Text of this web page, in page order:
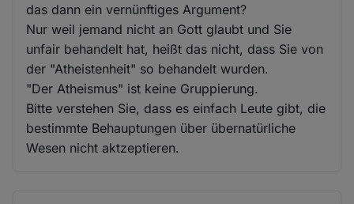
das dann ein vernünftiges Argument?
Nur weil jemand nicht an Gott glaubt und Sie
unfair behandelt hat, heißt das nicht, dass Sie von
der "Atheistenheit" so behandelt wurden.
"Der Atheismus" ist keine Gruppierung.
Bitte verstehen Sie, dass es einfach Leute gibt, die
bestimmte Behauptungen über übernatürliche
Wesen nicht aktzeptieren.